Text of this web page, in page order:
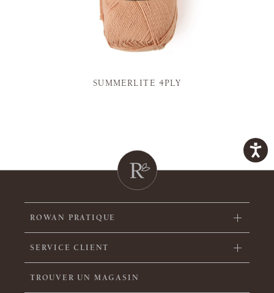
SUMMERLITE 4PLY
ROWAN PRATIQUE
SERVICE CLIENT
TROUVER UN MAGASIN